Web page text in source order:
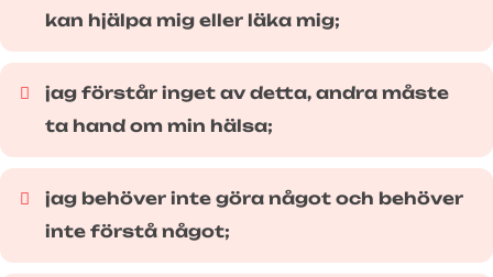
kan hjälpa mig eller läka mig;
jag förstår inget av detta, andra måste
ta hand om min hälsa;
jag behöver inte göra något och behöver
inte förstå något;